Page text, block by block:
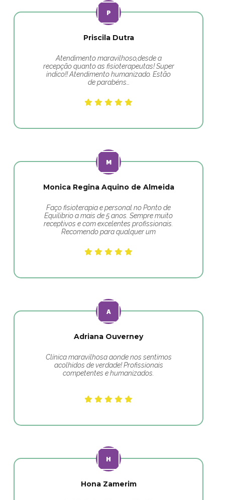
Priscila Dutra
Atendimento maravilhoso,desde a
recepção quanto as fisioterapeutas! Super
indico!! Atendimento humanizado. Estão
de parabéns…
Monica Regina Aquino de Almeida
Faço fisioterapia e personal no Ponto de
Equilibrio a mais de 5 anos. Sempre muito
receptivos e com excelentes profissionais.
Recomendo para qualquer um
Adriana Ouverney
Clínica maravilhosa aonde nos sentimos
acolhidos de verdade! Profissionais
competentes e humanizados.
Hona Zamerim